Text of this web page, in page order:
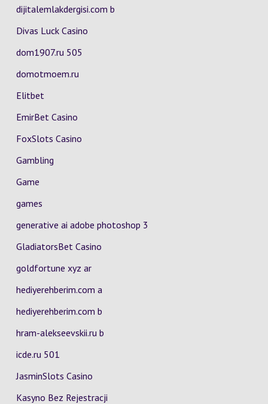
dijitalemlakdergisi.com b
Divas Luck Casino
dom1907.ru 505
domotmoem.ru
Elitbet
EmirBet Casino
FoxSlots Casino
Gambling
Game
games
generative ai adobe photoshop 3
GladiatorsBet Casino
goldfortune xyz ar
hediyerehberim.com a
hediyerehberim.com b
hram-alekseevskii.ru b
icde.ru 501
JasminSlots Casino
Kasyno Bez Rejestracji